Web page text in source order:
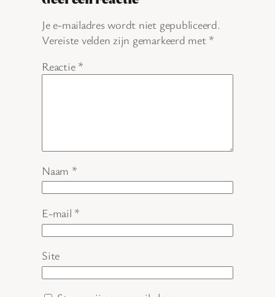
Je e-mailadres wordt niet gepubliceerd.
Vereiste velden zijn gemarkeerd met *
Reactie *
Naam *
E-mail *
Site